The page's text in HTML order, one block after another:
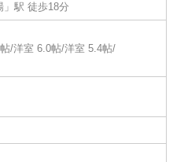
」駅 徒歩18分
/洋室 6.0帖/洋室 5.4帖/